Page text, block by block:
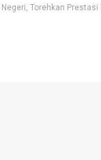
Torehkan Prestasi